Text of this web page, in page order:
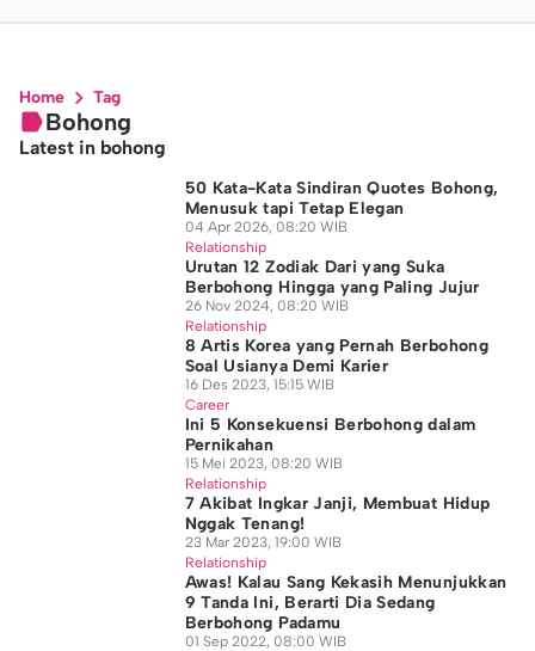
Home Tag
Bohong
Latest in bohong
50 Kata-Kata Sindiran Quotes Bohong,
Menusuk tapi Tetap Elegan
04 Apr 2026, 08:20 WIB
Relationship
Urutan 12 Zodiak Dari yang Suka
Berbohong Hingga yang Paling Jujur
26 Nov 2024, 08:20 WIB
Relationship
8 Artis Korea yang Pernah Berbohong
Soal Usianya Demi Karier
16 Des 2023, 15:15 WIB
Career
Ini 5 Konsekuensi Berbohong dalam
Pernikahan
15 Mei 2023, 08:20 WIB
Relationship
7 Akibat Ingkar Janji, Membuat Hidup
Nggak Tenang!
23 Mar 2023, 19:00 WIB
Relationship
Awas! Kalau Sang Kekasih Menunjukkan
9 Tanda Ini, Berarti Dia Sedang
Berbohong Padamu
01 Sep 2022, 08:00 WIB